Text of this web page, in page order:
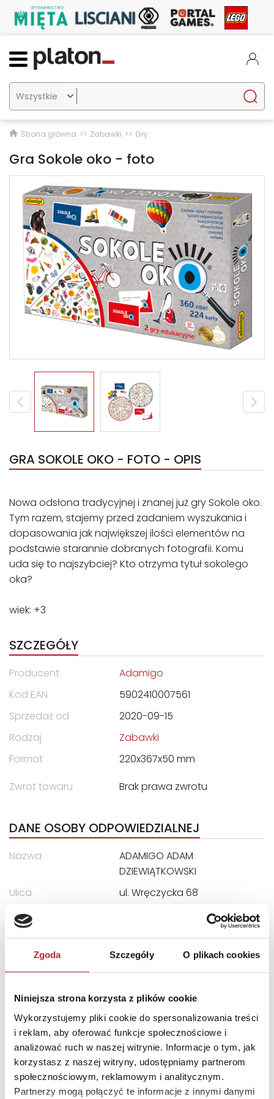
Zgoda Szczegóły O plikach cookies
Niniejsza strona korzysta z plików cookie
Wykorzystujemy pliki cookie do spersonalizowania treści
i reklam, aby oferować funkcje społecznościowe i
analizować ruch w naszej witrynie. Informacje o tym, jak
korzystasz z naszej witryny, udostępniamy partnerom
społecznościowym, reklamowym i analitycznym.
Partnerzy mogą połączyć te informacje z innymi danymi

Strona główna Zabawki Gry
Gra Sokole oko - foto
GRA SOKOLE OKO - FOTO - OPIS
Nowa odsłona tradycyjnej i znanej już gry Sokole oko.
Tym razem, stajemy przed zadaniem wyszukania i
dopasowania jak największej ilości elementów na
podstawie starannie dobranych fotografii. Komu
uda się to najszybciej? Kto otrzyma tytuł sokolego
oka?
wiek: +3
SZCZEGÓŁY
Producent
Adamigo
Kod EAN
5902410007561
Sprzedaż od
2020-09-15
Rodzaj
Zabawki
Format
220x367x50 mm
Zwrot towaru
Brak prawa zwrotu
DANE OSOBY ODPOWIEDZIALNEJ
Nazwa
ADAMIGO ADAM
DZIEWIĄTKOWSKI
Ulica
ul. Wręczycka 68
Kod pocztowy
Miasto
Częstochowa
E-mail
biuro@adamigo.pl
INNI KLIENCI KUPOWALI